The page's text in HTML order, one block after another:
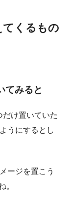
くるもの
てみると
け置いていた
うにするとし
ージを置こう
。